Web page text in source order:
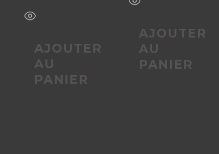
AJOUTER
AU
PANIER
AJOUTER
AU
PANIER